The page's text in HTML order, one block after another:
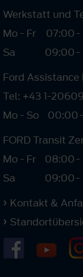
Werkstatt und
Mo - Fr
07:00-
Sa
09:00-
Ford
Tel: +43 1-
Mo - So
00:00-
FORD Transit
Mo - Fr
08:00-
Sa
09:00-
Kontakt &